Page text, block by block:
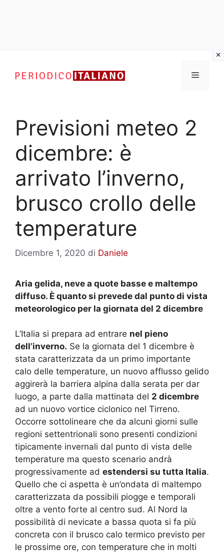
contenuto
Menu
Previsioni meteo 2
dicembre: è
arrivato l’inverno,
brusco crollo delle
temperature
Dicembre 1, 2020 di Daniele
Aria gelida, neve a quote basse e maltempo
diffuso. È quanto si prevede dal punto di vista
meteorologico per la giornata del 2 dicembre
L’Italia si prepara ad entrare nel pieno
dell’inverno. Se la giornata del 1 dicembre è
stata caratterizzata da un primo importante
calo delle temperature, un nuovo afflusso gelido
aggirerà la barriera alpina dalla serata per dar
luogo, a parte dalla mattinata del 2 dicembre
ad un nuovo vortice ciclonico nel Tirreno.
Occorre sottolineare che da alcuni giorni sulle
regioni settentrionali sono presenti condizioni
tipicamente invernali dal punto di vista delle
temperature ma questo scenario andrà
progressivamente ad estendersi su tutta Italia.
Quello che ci aspetta è un’ondata di maltempo
caratterizzata da possibili piogge e temporali
oltre a vento forte al centro sud. Al Nord la
possibilità di nevicate a bassa quota si fa più
concreta con il brusco calo termico previsto per
le prossime ore, con temperature che in molti